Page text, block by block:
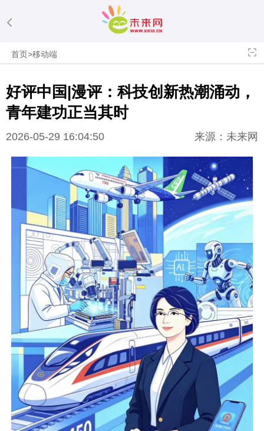
首页>移动端
好评中国|漫评：科技创新热潮涌动，
青年建功正当其时
2026-05-29 16:04:50 来源：未来网